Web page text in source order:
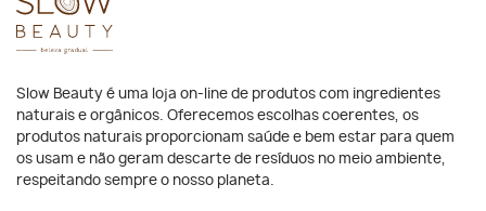
Slow Beauty é uma loja on-line de produtos com ingredientes
naturais e orgânicos. Oferecemos escolhas coerentes, os
produtos naturais proporcionam saúde e bem estar para quem
os usam e não geram descarte de resíduos no meio ambiente,
respeitando sempre o nosso planeta.